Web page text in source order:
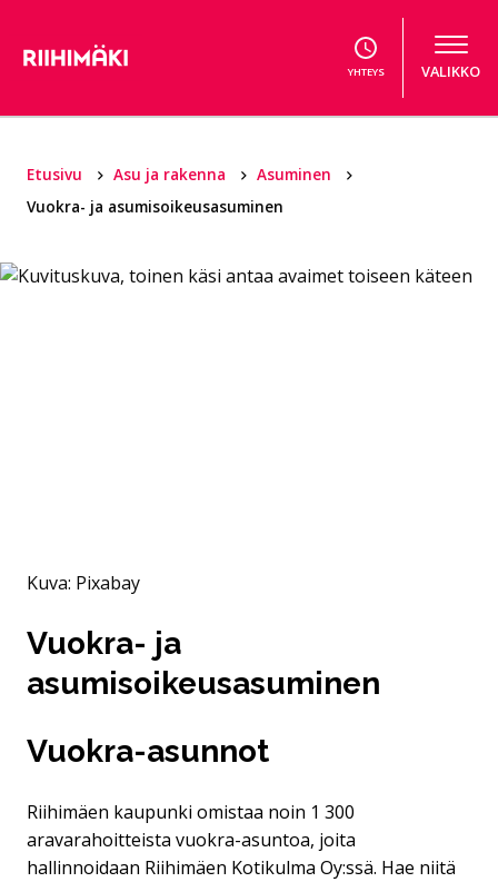
YHTEYS VALIKKO
Etusivu Asu ja rakenna
Asuminen
Vuokra- ja asumisoikeusasuminen
Kuva: Pixabay
Vuokra- ja
asumisoikeusasuminen
Vuokra-asunnot
Riihimäen kaupunki omistaa noin 1 300
aravarahoitteista vuokra-asuntoa, joita
hallinnoidaan Riihimäen Kotikulma Oy:ssä. Hae niitä